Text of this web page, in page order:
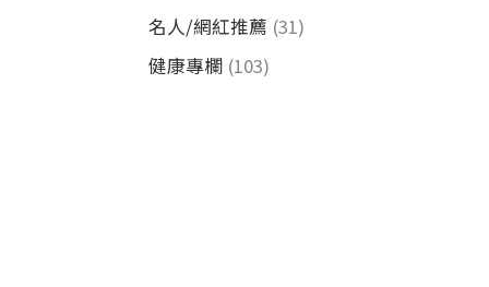
名人/網紅推薦 (31)
健康專欄 (103)